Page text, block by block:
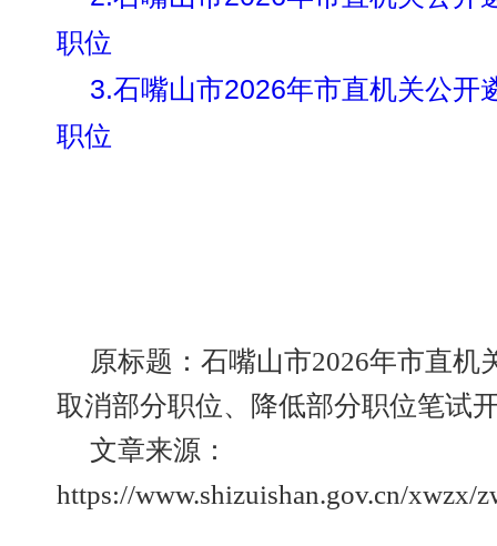
职位
3.石嘴山市2026年市直机关公开
职位
原标题：石嘴山市2026年市直机
取消部分职位、降低部分职位笔试
文章来源：
https://www.shizuishan.gov.cn/xwzx/